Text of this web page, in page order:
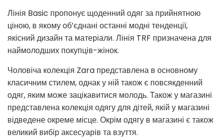
Лінія Basic пропонує щоденний одяг за прийнятною
ціною, в якому об’єднані останні модні тенденції,
якісний дизайн та матеріали. Лінія TRF призначена для
наймолодших покупців-жінок.
Чоловіча колекція Zara представлена в основному
класичним стилем, однак у ній також є повсякденний
одяг, яким може зацікавитися молодь. Також у магазині
представлена колекція одягу для дітей, якій у магазині
відведене окреме місце. Окрім одягу в магазині є також
великий вибір аксесуарів та взуття.